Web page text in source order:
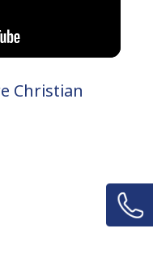
Christian